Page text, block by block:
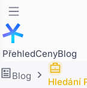
PřehledCenyBlog
Blog
Hledání